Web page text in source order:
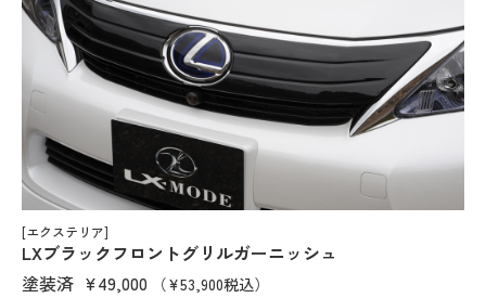
[エクステリア]
LXブラックフロントグリルガーニッシュ
塗装済 ¥49,000 （¥53,900税込）